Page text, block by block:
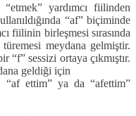
yardımcı fiilinden
“af” biçiminde
fiilinin birleşmesi sırasında
meydana gelmiştir.
“f” sessizi ortaya çıkmıştır.
geldiği için
“af ettim” ya da “afettim”